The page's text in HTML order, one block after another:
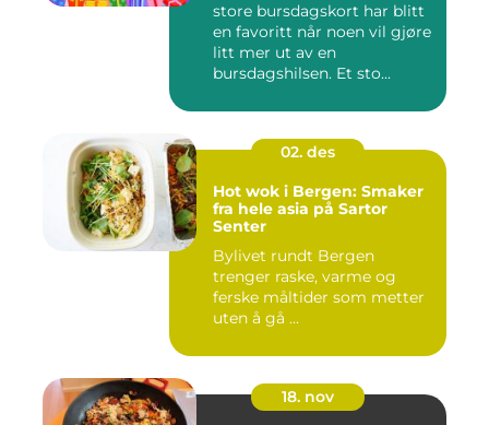
store bursdagskort har blitt
en favoritt når noen vil gjøre
litt mer ut av en
bursdagshilsen. Et sto...
02. des
Hot wok i Bergen: Smaker
fra hele asia på Sartor
Senter
Bylivet rundt Bergen
trenger raske, varme og
ferske måltider som metter
uten å gå ...
18. nov